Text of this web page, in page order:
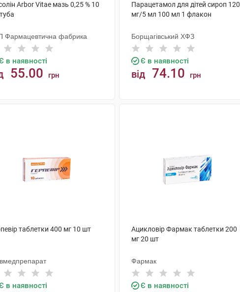
Arbor Vitae мазь 0,25 % 10
Фармацевтична фабрика
в наявності
55.00 грн
Парацетамол для дітей сироп 120
мг/5 мл 100 мл 1 флакон
Борщагівський ХФЗ
Є в наявності
від 74.10 грн
таблетки 400 мг 10 шт
в наявності
Ацикловір Фармак таблетки 200
мг 20 шт
Фармак
Є в наявності